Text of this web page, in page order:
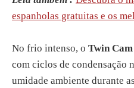
espanholas gratuitas e os
No frio intenso, o Twin
com ciclos de condensação
umidade ambiente durante